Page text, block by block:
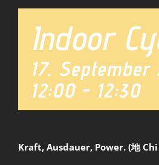
Indoor
17.
12:00- 12:30
Kraft, Ausdauer, Power. (地 Chi